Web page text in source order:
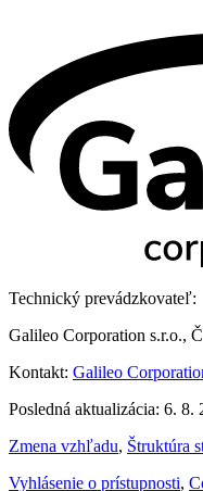
Technický prevádzkovateľ:
Galileo Corporation s.r.o.,
Kontakt: Galileo
Posledná aktualizácia: 6. 8.
Zmena vzhľadu, Štruktúra
Vyhlásenie o prístupnosti,